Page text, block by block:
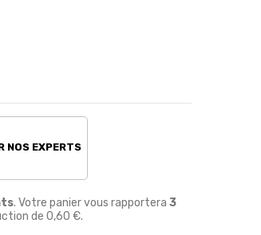
NOS EXPERTS
. Votre panier vous rapportera 3
de 0,60 €.